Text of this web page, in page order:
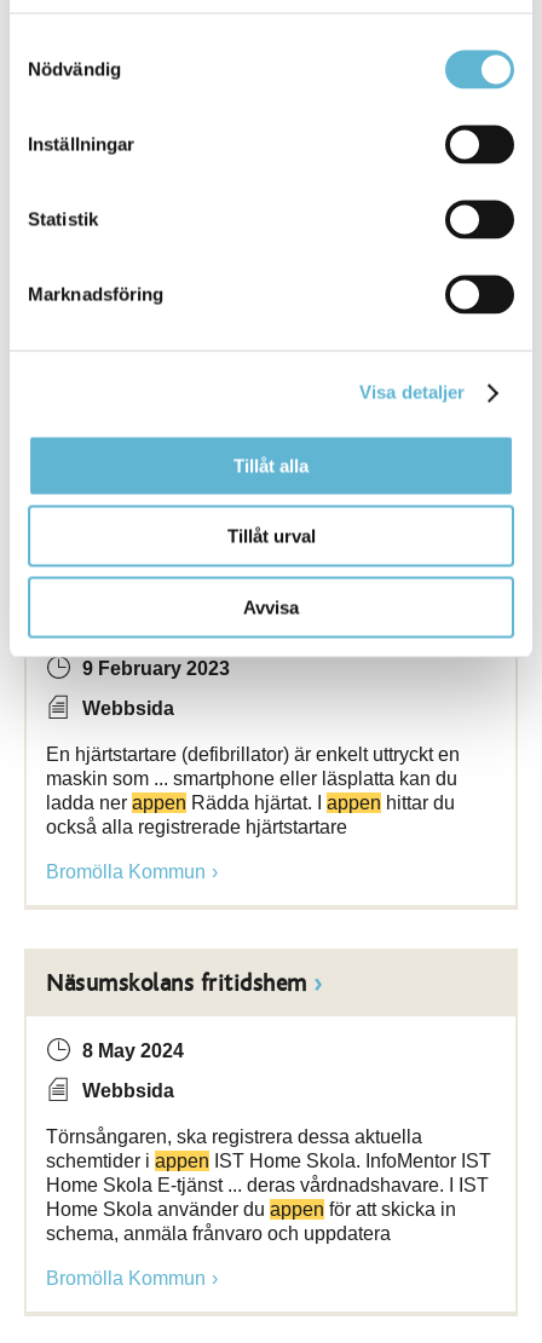
Nödvändig
Inställningar
Statistik
Marknadsföring
Visa detaljer
Tillåt alla
Tillåt urval
Avvisa
Bromölla Kommun
Webbsida
kan laddas ner frånApp
du in
Bromölla Kommun
9 February 2023
Webbsida
En hjärtstartare (defibrillator) är enkelt uttryckt en
maskin som ... smartphone eller läsplatta kan du
ladda ner appen Rädda hjärtat. I appen hittar du
också alla registrerade hjärtstartare
Bromölla Kommun
Näsumskolans fritidshem
8 May 2024
Webbsida
Törnsångaren, ska registrera dessa aktuella
schemtider i appen IST Home Skola. InfoMentor IST
Home Skola E-tjänst ... deras vårdnadshavare. I IST
Home Skola använder du appen för att skicka in
schema, anmäla frånvaro och uppdatera
Bromölla Kommun